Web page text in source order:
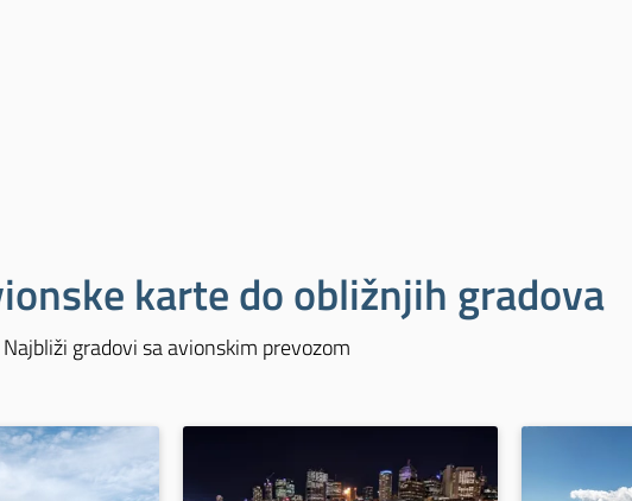
karte do obližnjih gradova
Najbliži gradovi sa avionskim prevozom